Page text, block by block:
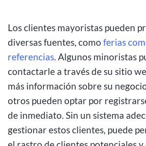
Los clientes mayoristas pueden
diversas fuentes, como ferias
referencias. Algunos minoristas
contactarle a través de su sitio
más información sobre su
otros pueden optar por
de inmediato. Sin un sistema
gestionar estos clientes, puede